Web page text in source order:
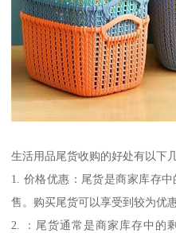
生活用品尾货收购的好处有以下
1. 价格优惠：尾货是商家库存
售。购买尾货可以享受到较为优
2. ：尾货通常是商家库存中的